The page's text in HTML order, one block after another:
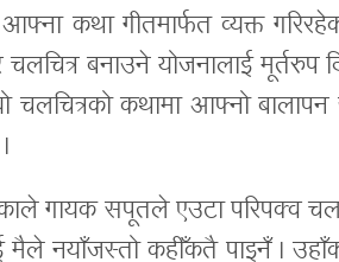
कथा गीतमार्फत व्यक्त
चलचित्र बनाउने योजनालाई मूर्तरुप
चलचित्रको कथामा आफ्नो
गायक सपूतले एउटा परिपक्व
नयाँजस्तो कहीँकतै पाइनँ ।